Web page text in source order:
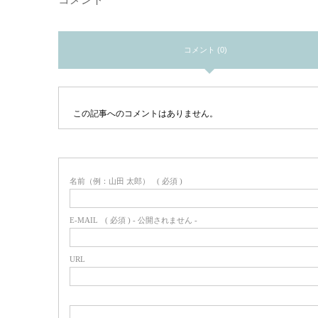
コメント (0)
この記事へのコメントはありません。
名前（例：山田 太郎） ( 必須 )
E-MAIL ( 必須 ) - 公開されません -
URL